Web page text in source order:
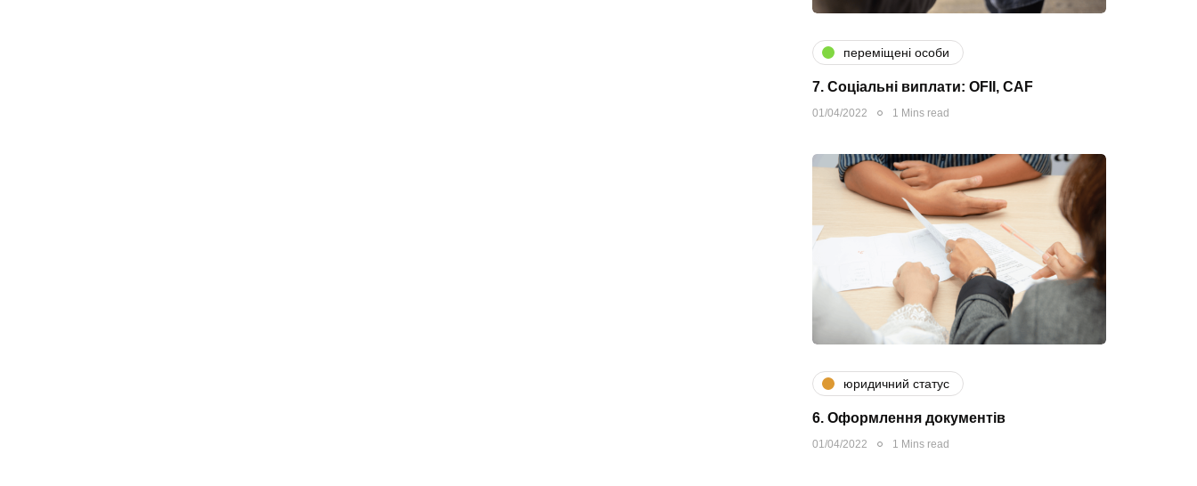
переміщені особи
7. Соціальні виплати: OFII, CAF
01/04/2022 1 Mins read
юридичний статус
6. Оформлення документів
01/04/2022 1 Mins read